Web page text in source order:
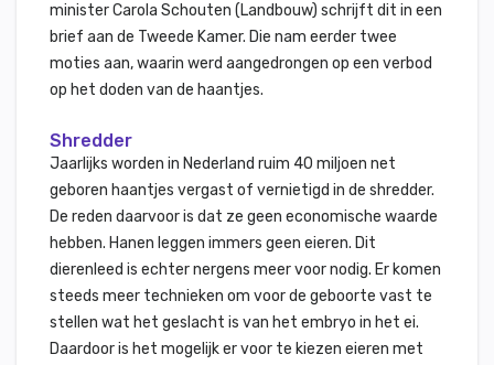
minister Carola Schouten (Landbouw) schrijft dit in een
brief aan de Tweede Kamer. Die nam eerder twee
moties aan, waarin werd aangedrongen op een verbod
op het doden van de haantjes.
Shredder
Jaarlijks worden in Nederland ruim 40 miljoen net
geboren haantjes vergast of vernietigd in de shredder.
De reden daarvoor is dat ze geen economische waarde
hebben. Hanen leggen immers geen eieren. Dit
dierenleed is echter nergens meer voor nodig. Er komen
steeds meer technieken om voor de geboorte vast te
stellen wat het geslacht is van het embryo in het ei.
Daardoor is het mogelijk er voor te kiezen eieren met